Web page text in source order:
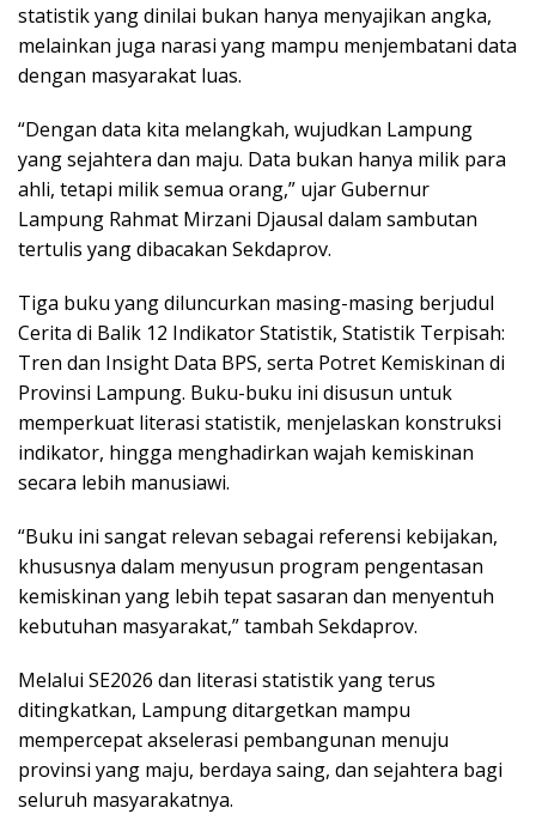
statistik yang dinilai bukan hanya menyajikan angka,
melainkan juga narasi yang mampu menjembatani data
dengan masyarakat luas.
“Dengan data kita melangkah, wujudkan Lampung
yang sejahtera dan maju. Data bukan hanya milik para
ahli, tetapi milik semua orang,” ujar Gubernur
Lampung Rahmat Mirzani Djausal dalam sambutan
tertulis yang dibacakan Sekdaprov.
Tiga buku yang diluncurkan masing-masing berjudul
Cerita di Balik 12 Indikator Statistik, Statistik Terpisah:
Tren dan Insight Data BPS, serta Potret Kemiskinan di
Provinsi Lampung. Buku-buku ini disusun untuk
memperkuat literasi statistik, menjelaskan konstruksi
indikator, hingga menghadirkan wajah kemiskinan
secara lebih manusiawi.
“Buku ini sangat relevan sebagai referensi kebijakan,
khususnya dalam menyusun program pengentasan
kemiskinan yang lebih tepat sasaran dan menyentuh
kebutuhan masyarakat,” tambah Sekdaprov.
Melalui SE2026 dan literasi statistik yang terus
ditingkatkan, Lampung ditargetkan mampu
mempercepat akselerasi pembangunan menuju
provinsi yang maju, berdaya saing, dan sejahtera bagi
seluruh masyarakatnya.